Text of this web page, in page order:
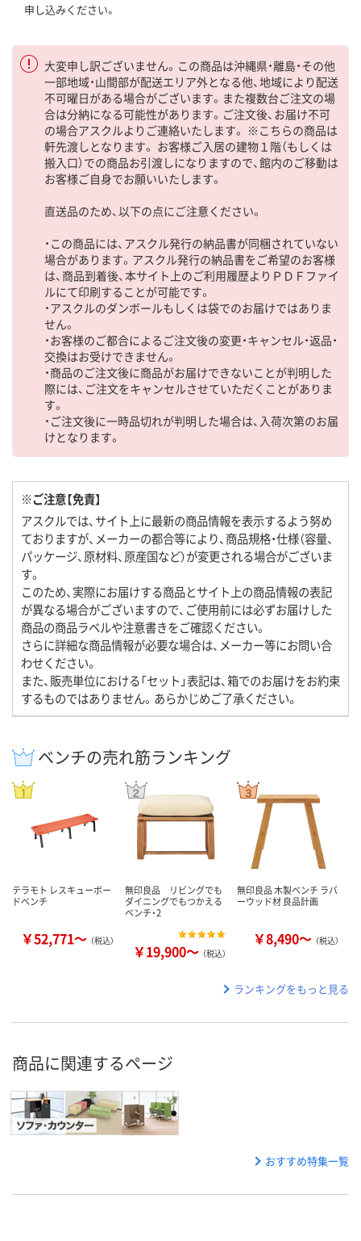
申し込みください。
大変申し訳ございません。この商品は沖縄県・離島・その他
一部地域・山間部が配送エリア外となる他、地域により配送
不可曜日がある場合がございます。また複数台ご注文の場
合は分納になる可能性があります。ご注文後、お届け不可
の場合アスクルよりご連絡いたします。 ※こちらの商品は
軒先渡しとなります。 お客様ご入居の建物１階（もしくは
搬入口）での商品お引渡しになりますので、館内のご移動は
お客様ご自身でお願いいたします。
直送品のため、以下の点にご注意ください。
・この商品には、アスクル発行の納品書が同梱されていない
場合があります。アスクル発行の納品書をご希望のお客様
は、商品到着後、本サイト上のご利用履歴よりＰＤＦファイ
ルにて印刷することが可能です。
・アスクルのダンボールもしくは袋でのお届けではありま
せん。
・お客様のご都合によるご注文後の変更・キャンセル・返品・
交換はお受けできません。
・商品のご注文後に商品がお届けできないことが判明した
際には、ご注文をキャンセルさせていただくことがありま
す。
・ご注文後に一時品切れが判明した場合は、入荷次第のお届
けとなります。
※ご注意【免責】
アスクルでは、サイト上に最新の商品情報を表示するよう努め
ておりますが、メーカーの都合等により、商品規格・仕様（容量、
パッケージ、原材料、原産国など）が変更される場合がございま
す。
このため、実際にお届けする商品とサイト上の商品情報の表記
が異なる場合がございますので、ご使用前には必ずお届けした
商品の商品ラベルや注意書きをご確認ください。
さらに詳細な商品情報が必要な場合は、メーカー等にお問い合
わせください。
また、販売単位における「セット」表記は、箱でのお届けをお約束
するものではありません。あらかじめご了承ください。
ベンチの売れ筋ランキング
テラモト レスキューボー
ドベンチ
￥52,771～ （税込）
無印良品 リビングでも
ダイニングでもつかえる
ベンチ・2
￥19,900～ （税込）
無印良品 木製ベンチ ラバ
ーウッド材 良品計画
￥8,490～ （税込）
ランキングをもっと見る
商品に関連するページ
おすすめ特集一覧